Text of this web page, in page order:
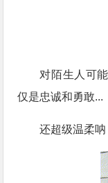
对陌生人可
仅是忠诚和勇敢...
还超级温柔呐